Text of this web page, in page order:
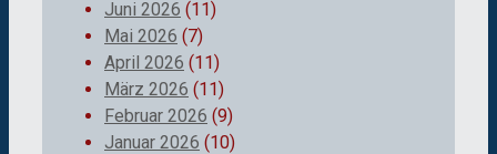
Juni 2026 (11)
Mai 2026 (7)
April 2026 (11)
März 2026 (11)
Februar 2026 (9)
Januar 2026 (10)